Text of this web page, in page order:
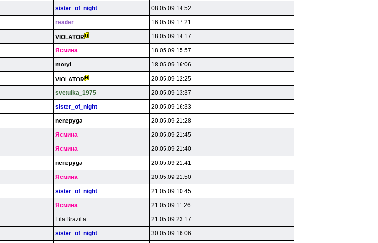
sister_of_night 08.05.09 14:52
reader 16.05.09 17:21
VlOLATOR 18.05.09 14:17
Яcминa 18.05.09 15:57
meryl 18.05.09 16:06
VlOLATOR 20.05.09 12:25
svetulka_1975 20.05.09 13:37
sister_of_night 20.05.09 16:33
nenepyga 20.05.09 21:28
Яcминa 20.05.09 21:45
Яcминa 20.05.09 21:40
nenepyga 20.05.09 21:41
Яcминa 20.05.09 21:50
sister_of_night 21.05.09 10:45
Яcминa 21.05.09 11:26
Fila Brazilia 21.05.09 23:17
sister_of_night 30.05.09 16:06